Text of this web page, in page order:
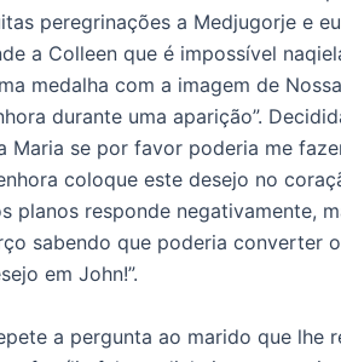
peregrinações a Medjugorje e
a Colleen que é impossível
medalha com a imagem de Nossa
durante uma aparição”.
Maria se por favor poderia me
coloque este desejo no
planos responde negativamente,
sabendo que poderia converter
em John!”.
a pergunta ao marido que lhe